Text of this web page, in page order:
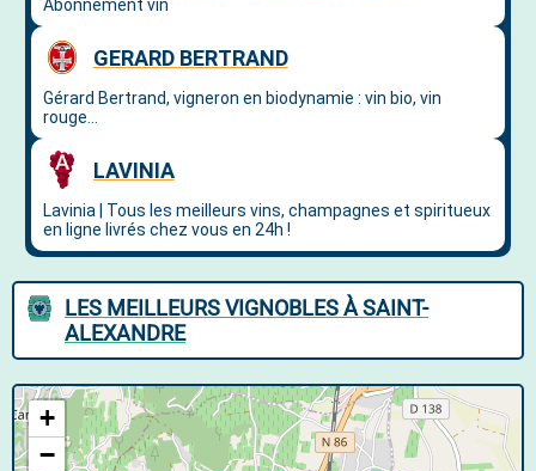
LES MEILLEURS VIGNOBLES À SAINT-
ALEXANDRE
+
−